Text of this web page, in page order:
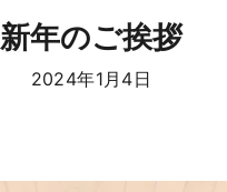
新年のご挨拶
2024年1月4日